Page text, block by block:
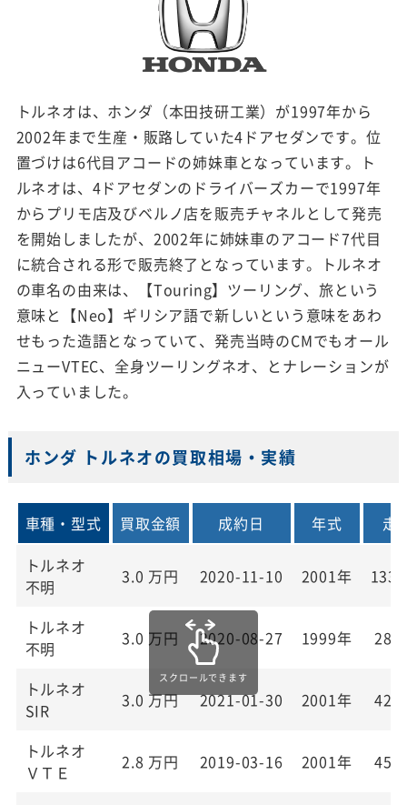
トルネオは、ホンダ（本田技研工業）が1997年から
2002年まで生産・販路していた4ドアセダンです。位
置づけは6代目アコードの姉妹車となっています。ト
ルネオは、4ドアセダンのドライバーズカーで1997年
からプリモ店及びベルノ店を販売チャネルとして発売
を開始しましたが、2002年に姉妹車のアコード7代目
に統合される形で販売終了となっています。トルネオ
の車名の由来は、【Touring】ツーリング、旅という
意味と【Neo】ギリシア語で新しいという意味をあわ
せもった造語となっていて、発売当時のCMでもオール
ニューVTEC、全身ツーリングネオ、とナレーションが
入っていました。
ホンダ トルネオの買取相場・実績
車種・型式 買取金額 成約日 年式
走
トルネオ
不明
3.0 万円 2020-11-10 2001年
トルネオ
不明
3.0 万円 2020-08-27 1999年
トルネオ
SIR
3.0 万円 2021-01-30 2001年
トルネオ
ＶＴＥ
2.8 万円 2019-03-16 2001年